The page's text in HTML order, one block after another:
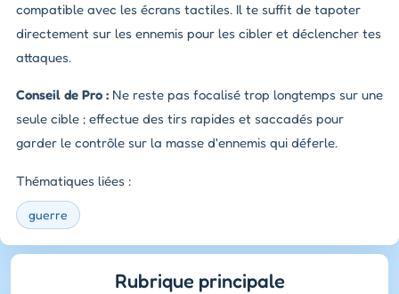
compatible avec les écrans tactiles. Il te suffit de tapoter
directement sur les ennemis pour les cibler et déclencher tes
attaques.
Conseil de Pro : Ne reste pas focalisé trop longtemps sur une
seule cible ; effectue des tirs rapides et saccadés pour
garder le contrôle sur la masse d'ennemis qui déferle.
Thématiques liées :
guerre
Rubrique principale